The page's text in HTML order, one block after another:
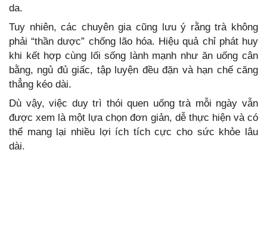
da.
Tuy nhiên, các chuyên gia cũng lưu ý rằng trà không
phải “thần dược” chống lão hóa. Hiệu quả chỉ phát huy
khi kết hợp cùng lối sống lành mạnh như ăn uống cân
bằng, ngủ đủ giấc, tập luyện đều đặn và hạn chế căng
thẳng kéo dài.
Dù vậy, việc duy trì thói quen uống trà mỗi ngày vẫn
được xem là một lựa chọn đơn giản, dễ thực hiện và có
thể mang lại nhiều lợi ích tích cực cho sức khỏe lâu
dài.